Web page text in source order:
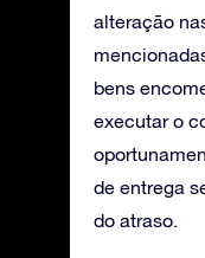
alteração
bens
executar o
de entrega
do atraso.